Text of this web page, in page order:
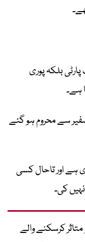
بلکہ پوری
ہے۔
سے محروم ہو گئے
ہے اور تاحال کسی
کی۔
کرسکنے والے